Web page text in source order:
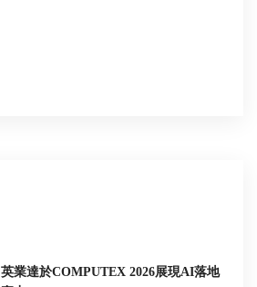
英業達於COMPUTEX 2026展現AI落地